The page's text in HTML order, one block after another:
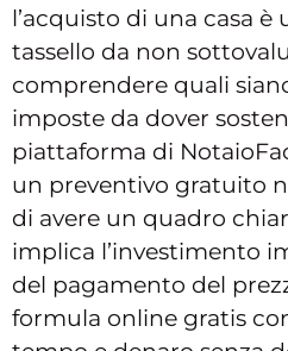
l’acquisto di una casa
tassello da non
comprendere quali
imposte da dover
piattaforma di
un preventivo gratuito
di avere un quadro
implica l’investimento
del pagamento del
formula online gratis